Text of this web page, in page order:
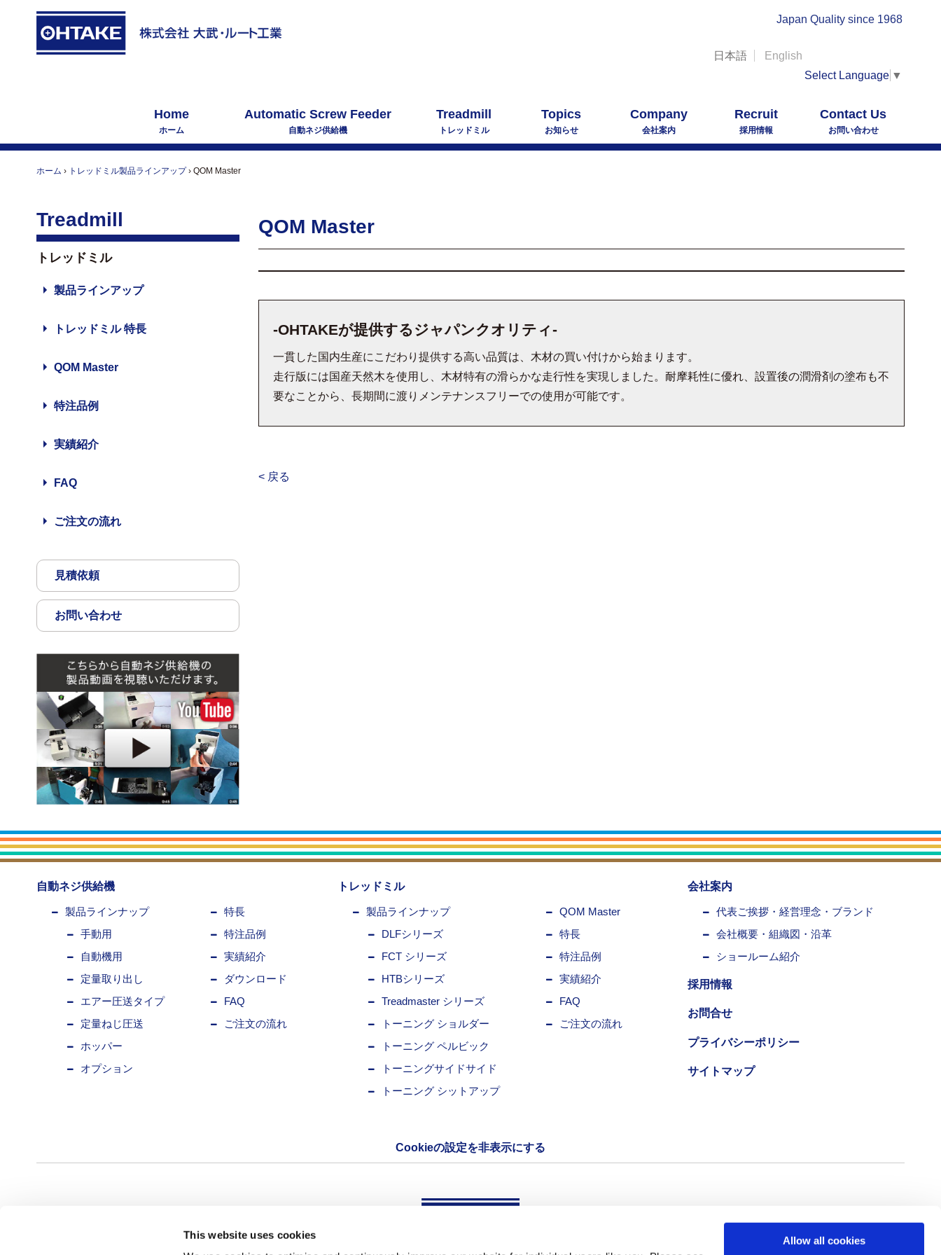
This website uses cookies
Allow all cookies
Japan Quality since 1968
日本語
English
Select Language ▼
Home
ホーム
Automatic Screw Feeder
自動ネジ供給機
Treadmill
トレッドミル
Topics
お知らせ
Company
会社案内
Recruit
採用情報
Contact Us
お問い合わせ
ホーム › トレッドミル製品ラインアップ › QOM Master
QOM Master
-OHTAKEが提供するジャパンクオリティ-
一貫した国内生産にこだわり提供する高い品質は、木材の買い付けから始まります。
走行版には国産天然木を使用し、木材特有の滑らかな走行性を実現しました。耐摩耗性に優れ、設置後の潤滑剤の塗布も不
要なことから、長期間に渡りメンテナンスフリーでの使用が可能です。
< 戻る
Treadmill
トレッドミル
製品ラインアップ
トレッドミル 特長
QOM Master
特注品例
実績紹介
FAQ
ご注文の流れ
見積依頼
お問い合わせ
自動ネジ供給機
製品ラインナップ
手動用
自動機用
定量取り出し
エアー圧送タイプ
定量ねじ圧送
ホッパー
オプション
特長
特注品例
実績紹介
ダウンロード
FAQ
ご注文の流れ
トレッドミル
製品ラインナップ
DLFシリーズ
FCT シリーズ
HTBシリーズ
Treadmaster シリーズ
トーニング ショルダー
トーニング ペルビック
トーニングサイドサイド
トーニング シットアップ
QOM Master
特長
特注品例
実績紹介
FAQ
ご注文の流れ
会社案内
代表ご挨拶・経営理念・ブランド
会社概要・組織図・沿革
ショールーム紹介
採用情報
お問合せ
プライバシーポリシー
サイトマップ
Cookieの設定を非表示にする